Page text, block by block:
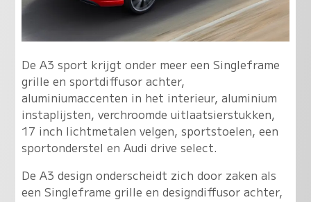
De A3 sport krijgt onder meer een Singleframe
grille en sportdiffusor achter,
aluminiumaccenten in het interieur, aluminium
instaplijsten, verchroomde uitlaatsierstukken,
17 inch lichtmetalen velgen, sportstoelen, een
sportonderstel en Audi drive select.
De A3 design onderscheidt zich door zaken als
een Singleframe grille en designdiffusor achter,